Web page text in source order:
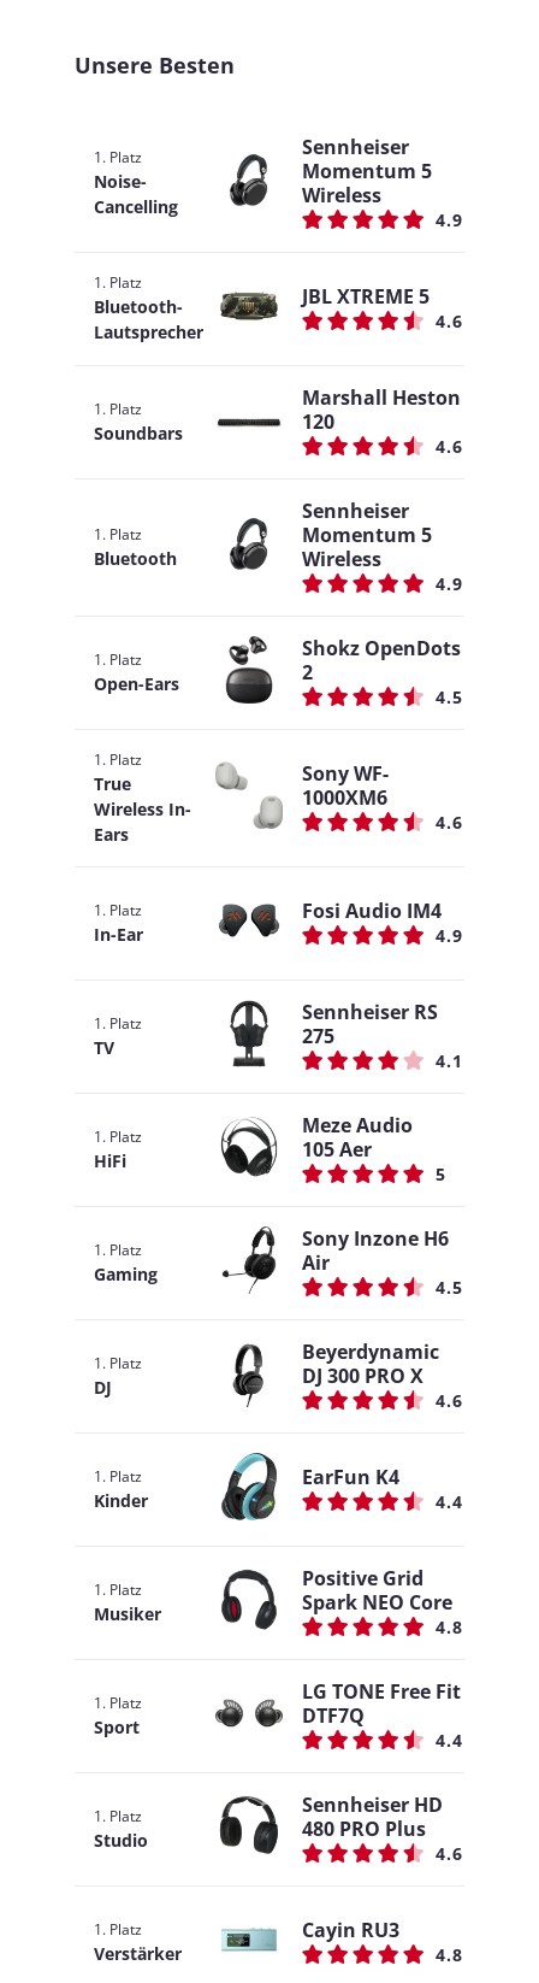
Unsere Besten
1. Platz
Noise-
Cancelling
Sennheiser
Momentum 5
Wireless
4.9
1. Platz
Bluetooth-
Lautsprecher
JBL XTREME 5
4.6
1. Platz
Soundbars
Marshall Heston
120
4.6
1. Platz
Bluetooth
Sennheiser
Momentum 5
Wireless
4.9
1. Platz
Open-Ears
Shokz OpenDots
2
4.5
1. Platz
True
Wireless In-
Ears
Sony WF-
1000XM6
4.6
1. Platz
In-Ear
Fosi Audio IM4
4.9
1. Platz
TV
Sennheiser RS
275
4.1
1. Platz
HiFi
Meze Audio
105 Aer
5
1. Platz
Gaming
Sony Inzone H6
Air
4.5
1. Platz
DJ
Beyerdynamic
DJ 300 PRO X
4.6
1. Platz
Kinder
EarFun K4
4.4
1. Platz
Musiker
Positive Grid
Spark NEO Core
4.8
1. Platz
Sport
LG TONE Free Fit
DTF7Q
4.4
1. Platz
Studio
Sennheiser HD
480 PRO Plus
4.6
1. Platz
Verstärker
Cayin RU3
4.8